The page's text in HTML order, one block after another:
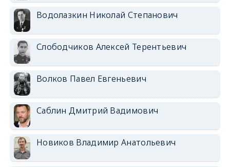
Водолазкин Николай Степанович
Слободчиков Алексей Терентьевич
Волков Павел Евгеньевич
Саблин Дмитрий Вадимович
Новиков Владимир Анатольевич